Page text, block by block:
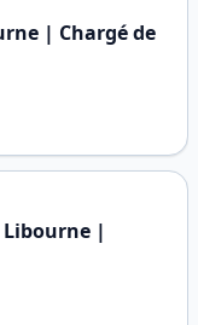
| Chargé de
|